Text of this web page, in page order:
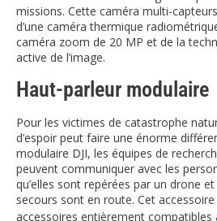
missions. Cette caméra multi-
d’une caméra thermique
caméra zoom de 20 MP et de la
active de l’image.
Haut-parleur modulaire
Pour les victimes de catastrophe
d’espoir peut faire une énorme
modulaire DJI, les équipes de
peuvent communiquer avec les
qu’elles sont repérées par un drone
secours sont en route. Cet
accessoires entièrement compatibles